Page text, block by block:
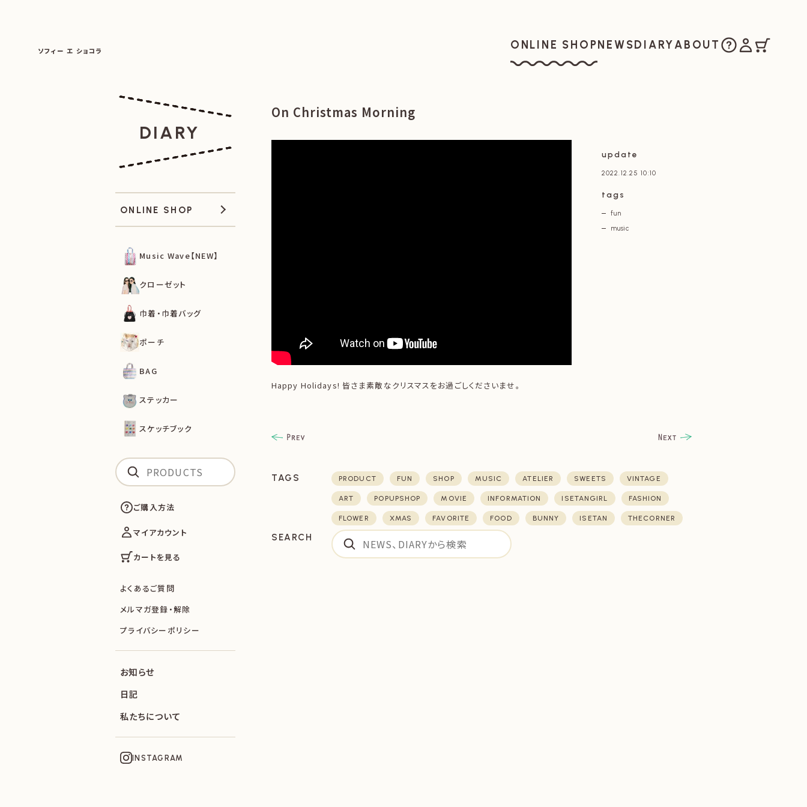
ソフィー エ ショコラ
||
ONLINE SHOP NEWSお知らせ
DIARY日記
ABOUT 私たちについて
ご購入方法
マイアカウ
DIARY
On Christmas Morning
Happy Holidays! 皆さま素敵なクリスマスをお過ごしくださいませ。
update
2022.12.25 10:10
tags
fun
music
TAGS PRODUCT FUN SHOP MUSIC ATELIER SWEETS VINTAGE
ART POPUPSHOP MOVIE INFORMATION ISETANGIRL FASHION
FLOWER XMAS FAVORITE FOOD BUNNY ISETAN THECORNER
SEARCH
ONLINE SHOP
Music Wave【NEW】
クローゼット
巾着・巾着バッグ
ポーチ
BAG
ステッカー
スケッチブック
ご購入方法
マイアカウント
カートを見る
よくあるご質問
メルマガ登録・解除
プライバシーポリシー
お知らせ
日記
私たちについて
INSTAGRAM